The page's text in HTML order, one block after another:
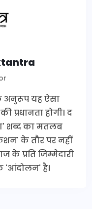
अनुरूप यह ऐसा
प्रधानता होगी। द
शब्द का मतलब
के तौर पर नहीं
के प्रति जिम्मेदारी
'आंदोलन' है।